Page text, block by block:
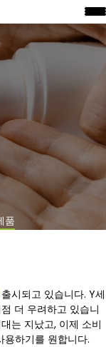
품
출시되고 있습니다. Y세
더 우려하고 있습니
는 지났고, 이제 소비
하기를 원합니다.